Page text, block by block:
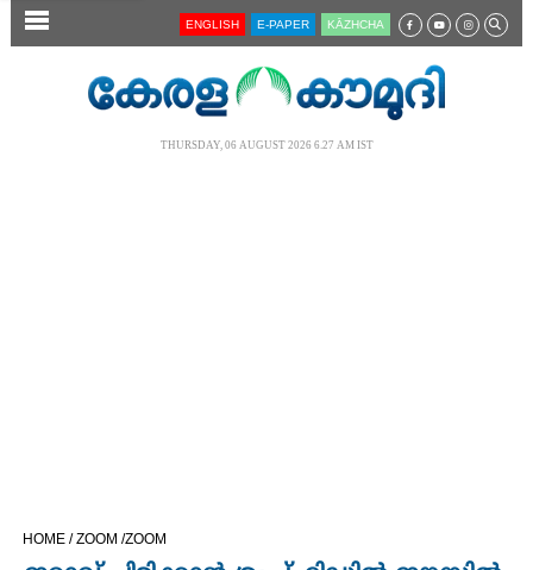
SECTIONS ENGLISH E-PAPER KĀZHCHA
THURSDAY, 06 AUGUST 2026 6.27 AM IST
HOME /ZOOM /ZOOM